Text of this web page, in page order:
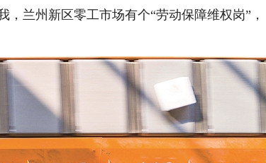
兰州新区零工市场有个“劳动保障维权岗”，